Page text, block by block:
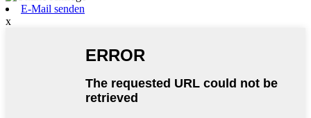
E-Mail senden
x